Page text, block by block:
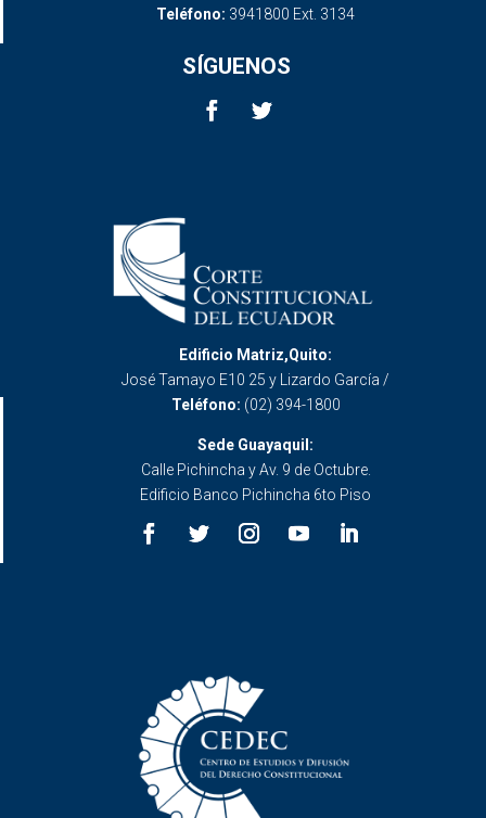
Teléfono: 3941800 Ext. 3134
SÍGUENOS
Edificio Matriz,Quito:
José Tamayo E10 25 y Lizardo García /
Teléfono: (02) 394-1800
Sede Guayaquil:
Calle Pichincha y Av. 9 de Octubre.
Edificio Banco Pichincha 6to Piso